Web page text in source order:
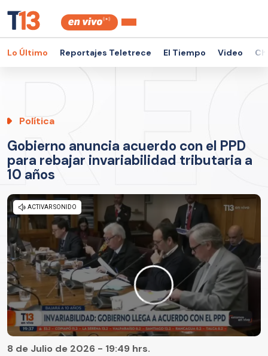
Lo Último Reportajes Teletrece El Tiempo Video
Política
Gobierno anuncia acuerdo con el PPD
para rebajar invariabilidad tributaria a
10 años
8 de Julio de 2026 - 19:49 hrs.